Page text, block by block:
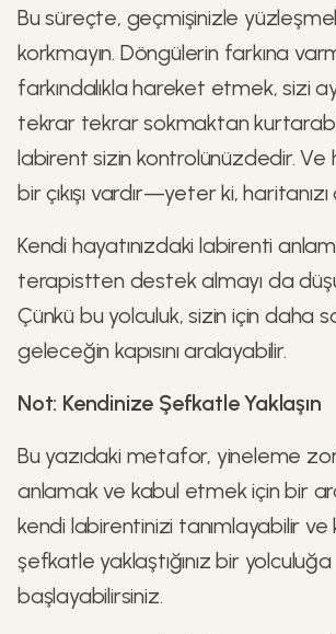
Bu süreçte, geçmişinizle
korkmayın. Döngülerin farkına
farkındalıkla hareket etmek, sizi
tekrar tekrar sokmaktan
labirent sizin kontrolünüzdedir. Ve
bir çıkışı vardır—yeter ki,
Kendi hayatınızdaki labirenti
terapistten destek almayı da
Çünkü bu yolculuk, sizin için daha
geleceğin kapısını aralayabilir.
Not: Kendinize Şefkatle Yaklaşın
Bu yazıdaki metafor, yineleme
anlamak ve kabul etmek için bir
kendi labirentinizi tanımlayabilir ve
şefkatle yaklaştığınız bir yolculuğa
başlayabilirsiniz.